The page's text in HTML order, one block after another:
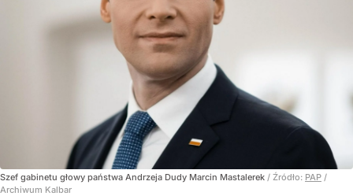
Szef gabinetu głowy państwa Andrzeja Dudy Marcin Mastalerek / Źródło: PAP /
Archiwum Kalbar